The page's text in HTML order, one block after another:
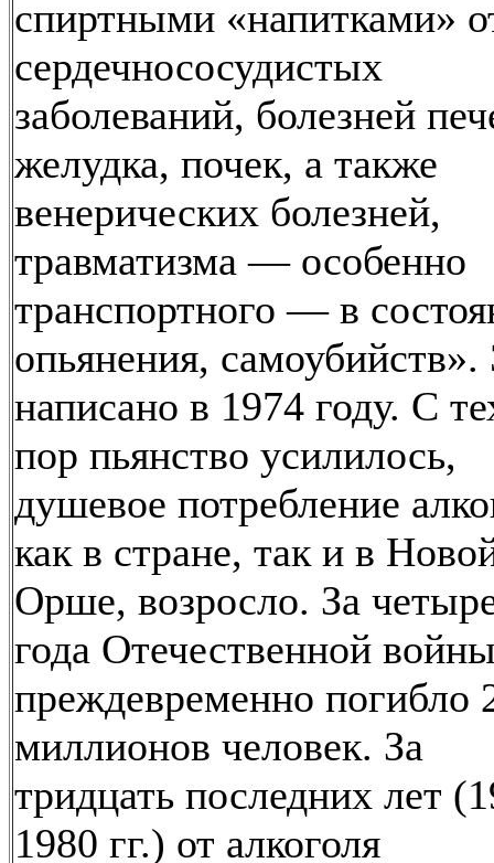
спиртными «напитками»
сердечнососудистых
заболеваний, болезней
желудка, почек, а также
венерических болезней,
травматизма — особенно
транспортного — в
опьянения, самоубийств».
написано в 1974 году. С
пор пьянство усилилось,
душевое потребление
как в стране, так и в
Орше, возросло. За
года Отечественной
преждевременно погибло
миллионов человек. За
тридцать последних лет
1980 гг.) от алкоголя